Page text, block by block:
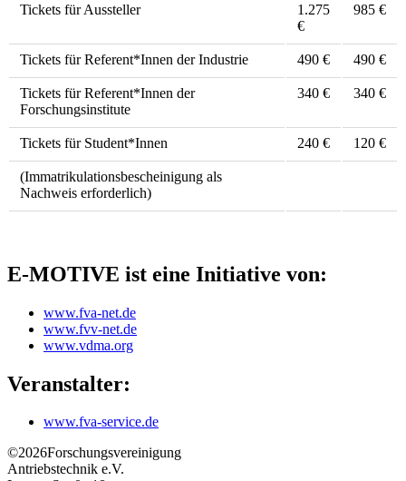
Tickets für Aussteller
1.275
€
985 €
Tickets für Referent*Innen der Industrie 490 € 490 €
Tickets für Referent*Innen der
Forschungsinstitute
340 € 340 €
Tickets für Student*Innen 240 € 120 €
(Immatrikulationsbescheinigung als
Nachweis erforderlich)
E-MOTIVE ist eine Initiative von:
www.fva-net.de
www.fvv-net.de
www.vdma.org
Veranstalter:
www.fva-service.de
©2026Forschungsvereinigung
Antriebstechnik e.V.